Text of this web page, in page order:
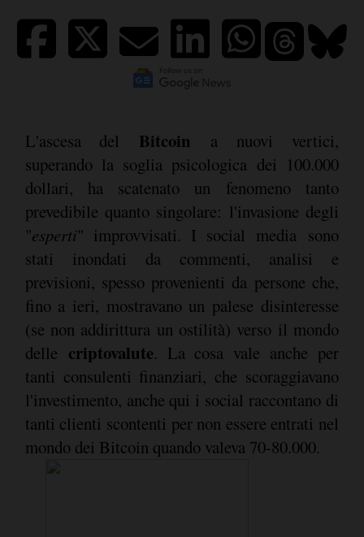
L'ascesa del Bitcoin a nuovi vertici,
superando la soglia psicologica dei 100.000
dollari, ha scatenato un fenomeno tanto
prevedibile quanto singolare: l'invasione degli
"esperti" improvvisati. I social media sono
stati inondati da commenti, analisi e
previsioni, spesso provenienti da persone che,
fino a ieri, mostravano un palese disinteresse
(se non addirittura un ostilità) verso il mondo
delle criptovalute. La cosa vale anche per
tanti consulenti finanziari, che scoraggiavano
l'investimento, anche qui i social raccontano di
tanti clienti scontenti per non essere entrati nel
mondo dei Bitcoin quando valeva 70-80.000.